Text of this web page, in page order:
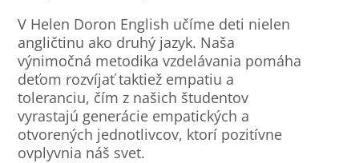
V Helen Doron English učíme deti nielen
angličtinu ako druhý jazyk. Naša
výnimočná metodika vzdelávania pomáha
deťom rozvíjať taktiež empatiu a
toleranciu, čím z našich študentov
vyrastajú generácie empatických a
otvorených jednotlivcov, ktorí pozitívne
ovplyvnia náš svet.